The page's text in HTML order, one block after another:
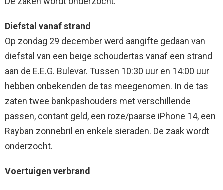
Diefstal vanaf strand
Op zondag 29 december werd aangifte gedaan van
diefstal van een beige schoudertas vanaf een strand
aan de E.E.G. Bulevar. Tussen 10:30 uur en 14:00 uur
hebben onbekenden de tas meegenomen. In de tas
zaten twee bankpashouders met verschillende
passen, contant geld, een roze/paarse iPhone 14, een
Rayban zonnebril en enkele sieraden. De zaak wordt
onderzocht.
Voertuigen verbrand